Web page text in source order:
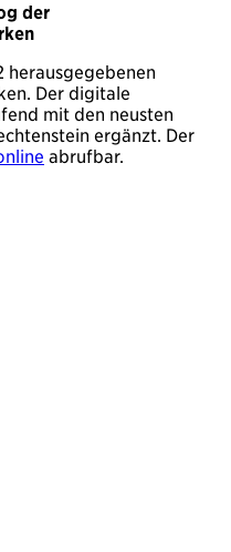
der
herausgegebenen
Der digitale
mit den neusten
ergänzt. Der
abrufbar.